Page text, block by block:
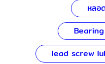
หลอ
lead screw